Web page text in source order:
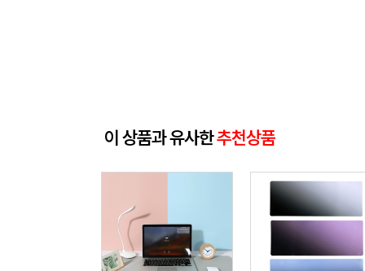
이 상품과 유사한추천상품